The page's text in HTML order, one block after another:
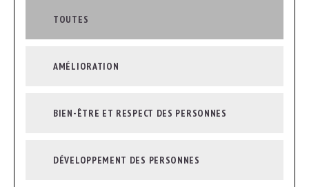
TOUTES
AMÉLIORATION
BIEN-ÊTRE ET RESPECT DES PERSONNES
DÉVELOPPEMENT DES PERSONNES